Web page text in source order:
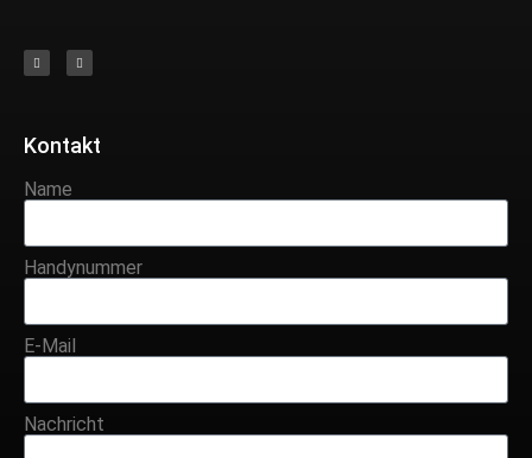
Kontakt
Name
Handynummer
E-Mail
Nachricht